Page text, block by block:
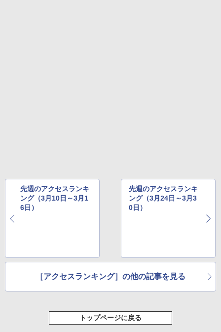
先週のアクセスランキ
ング（3月10日～3月1
6日）
先週のアクセスランキ
ング（3月24日～3月3
0日）
［アクセスランキング］の他の記事を見る
トップページに戻る